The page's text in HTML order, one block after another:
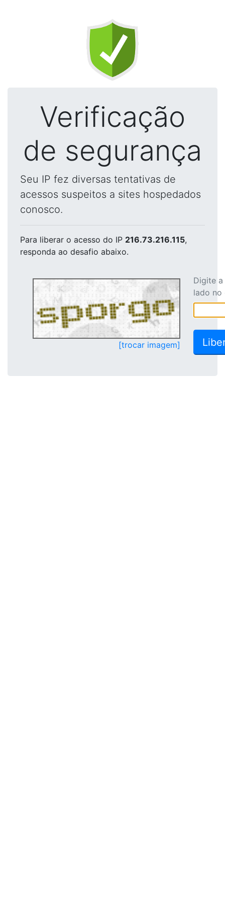
Verificação
de segurança
Seu IP fez diversas tentativas de
acessos suspeitos a sites hospedados
conosco.
Para liberar o acesso do IP 216.73.216.115,
responda ao desafio abaixo.
[trocar imagem]
Digite
lado no